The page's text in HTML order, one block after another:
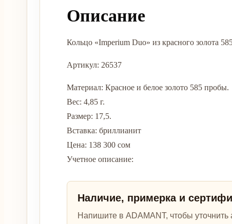
Описание
Кольцо «Imperium Duo» из красного золота
Артикул: 26537
Материал: Красное и белое золото 585 пробы.
Вес: 4,85 г.
Размер: 17,5.
Вставка: бриллианит
Цена: 138 300 сом
Учетное описание:
Наличие, примерка и
Напишите в ADAMANT, чтобы уточнить